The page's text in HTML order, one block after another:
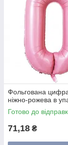
Фольгована
ніжно-рожева в
Готово до
71,18 ₴